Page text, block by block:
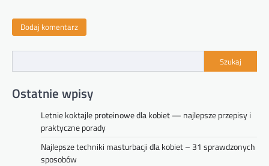
Szukaj
Ostatnie wpisy
Letnie koktajle proteinowe dla kobiet — najlepsze przepisy i
praktyczne porady
Najlepsze techniki masturbacji dla kobiet – 31 sprawdzonych
sposobów